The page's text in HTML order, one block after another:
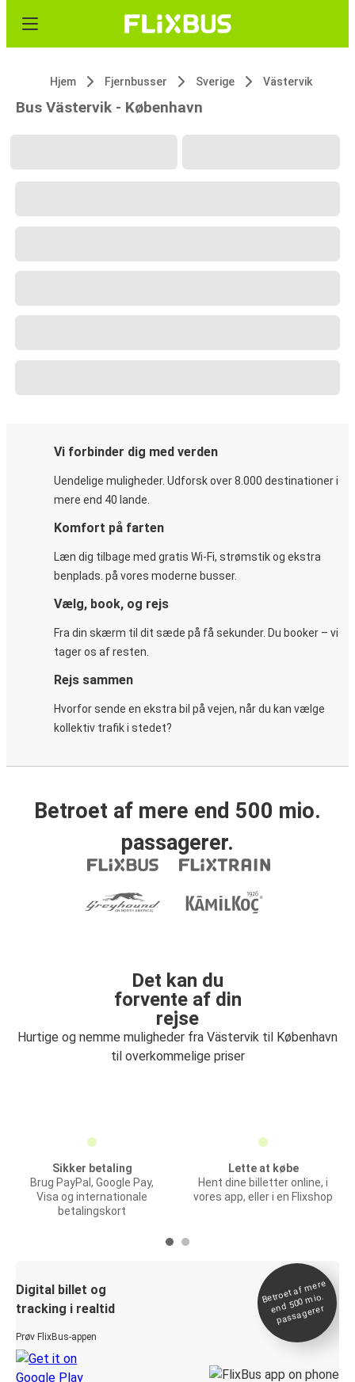
Hjem Fjernbusser Sverige Västervik
Bus Västervik - København
Vi forbinder dig med verden
Uendelige muligheder. Udforsk over 8.000 destinationer i
mere end 40 lande.
Komfort på farten
Læn dig tilbage med gratis Wi-Fi, strømstik og ekstra
benplads. på vores moderne busser.
Vælg, book, og rejs
Fra din skærm til dit sæde på få sekunder. Du booker – vi
tager os af resten.
Rejs sammen
Hvorfor sende en ekstra bil på vejen, når du kan vælge
kollektiv trafik i stedet?
Betroet af mere end 500 mio.
passagerer.
Det kan du
forvente af din
rejse
Hurtige og nemme muligheder fra Västervik til København
til overkommelige priser
Sikker betaling
Brug PayPal, Google Pay,
Visa og internationale
betalingskort
Lette at købe
Hent dine billetter online, i
vores app, eller i en Flixshop
Digital billet og
tracking i realtid
Prøv FlixBus-appen
Betroet af
mere
end 500
mio.
passagerer